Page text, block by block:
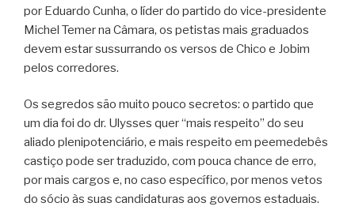
por Eduardo Cunha, o líder do partido do vice-presidente
Michel Temer na Câmara, os petistas mais graduados
devem estar sussurrando os versos de Chico e Jobim
pelos corredores.
Os segredos são muito pouco secretos: o partido que
um dia foi do dr. Ulysses quer “mais respeito” do seu
aliado plenipotenciário, e mais respeito em peemedebês
castiço pode ser traduzido, com pouca chance de erro,
por mais cargos e, no caso específico, por menos vetos
do sócio às suas candidaturas aos governos estaduais.